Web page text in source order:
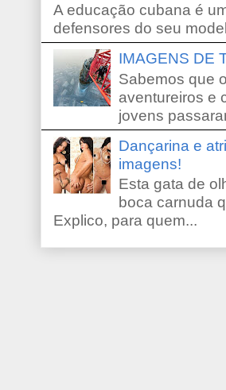
A educação cubana é
defensores do seu
IMAGENS DE
Sabemos que
aventureiros e
jovens
Dançarina e
imagens!
Esta gata de
boca carnuda
Explico, para quem...